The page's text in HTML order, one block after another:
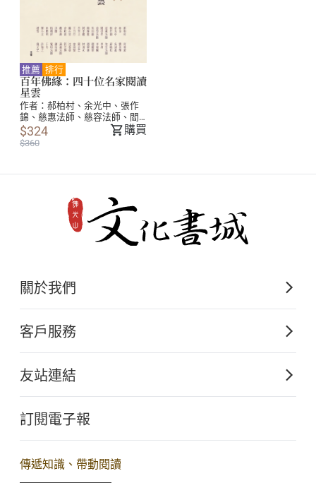
推薦 排行
百年佛緣：四十位名家閱讀
星雲
作者： 郝柏村 、 余光中 、 張作
錦 、 慈惠法師 、 慈容法師 、 閻
崇年、 楊朝祥、劉長
樂、林清玄
蕭依
岩、林聰明、葉小文、趙怡、
洪蘭 何寄澎
滿義法師
覺培法
錢文忠、李瑞騰
符芝瑛 高希均
趙翠慧
$324
$360
購買
關於我們
佛光山文化出版的起源
關於文化出版
客戶服務
購書須知
大量團購
查詢訂單
友站連結
佛光山全球資訊網
訂閱電子報
傳遞知識、帶動閱讀